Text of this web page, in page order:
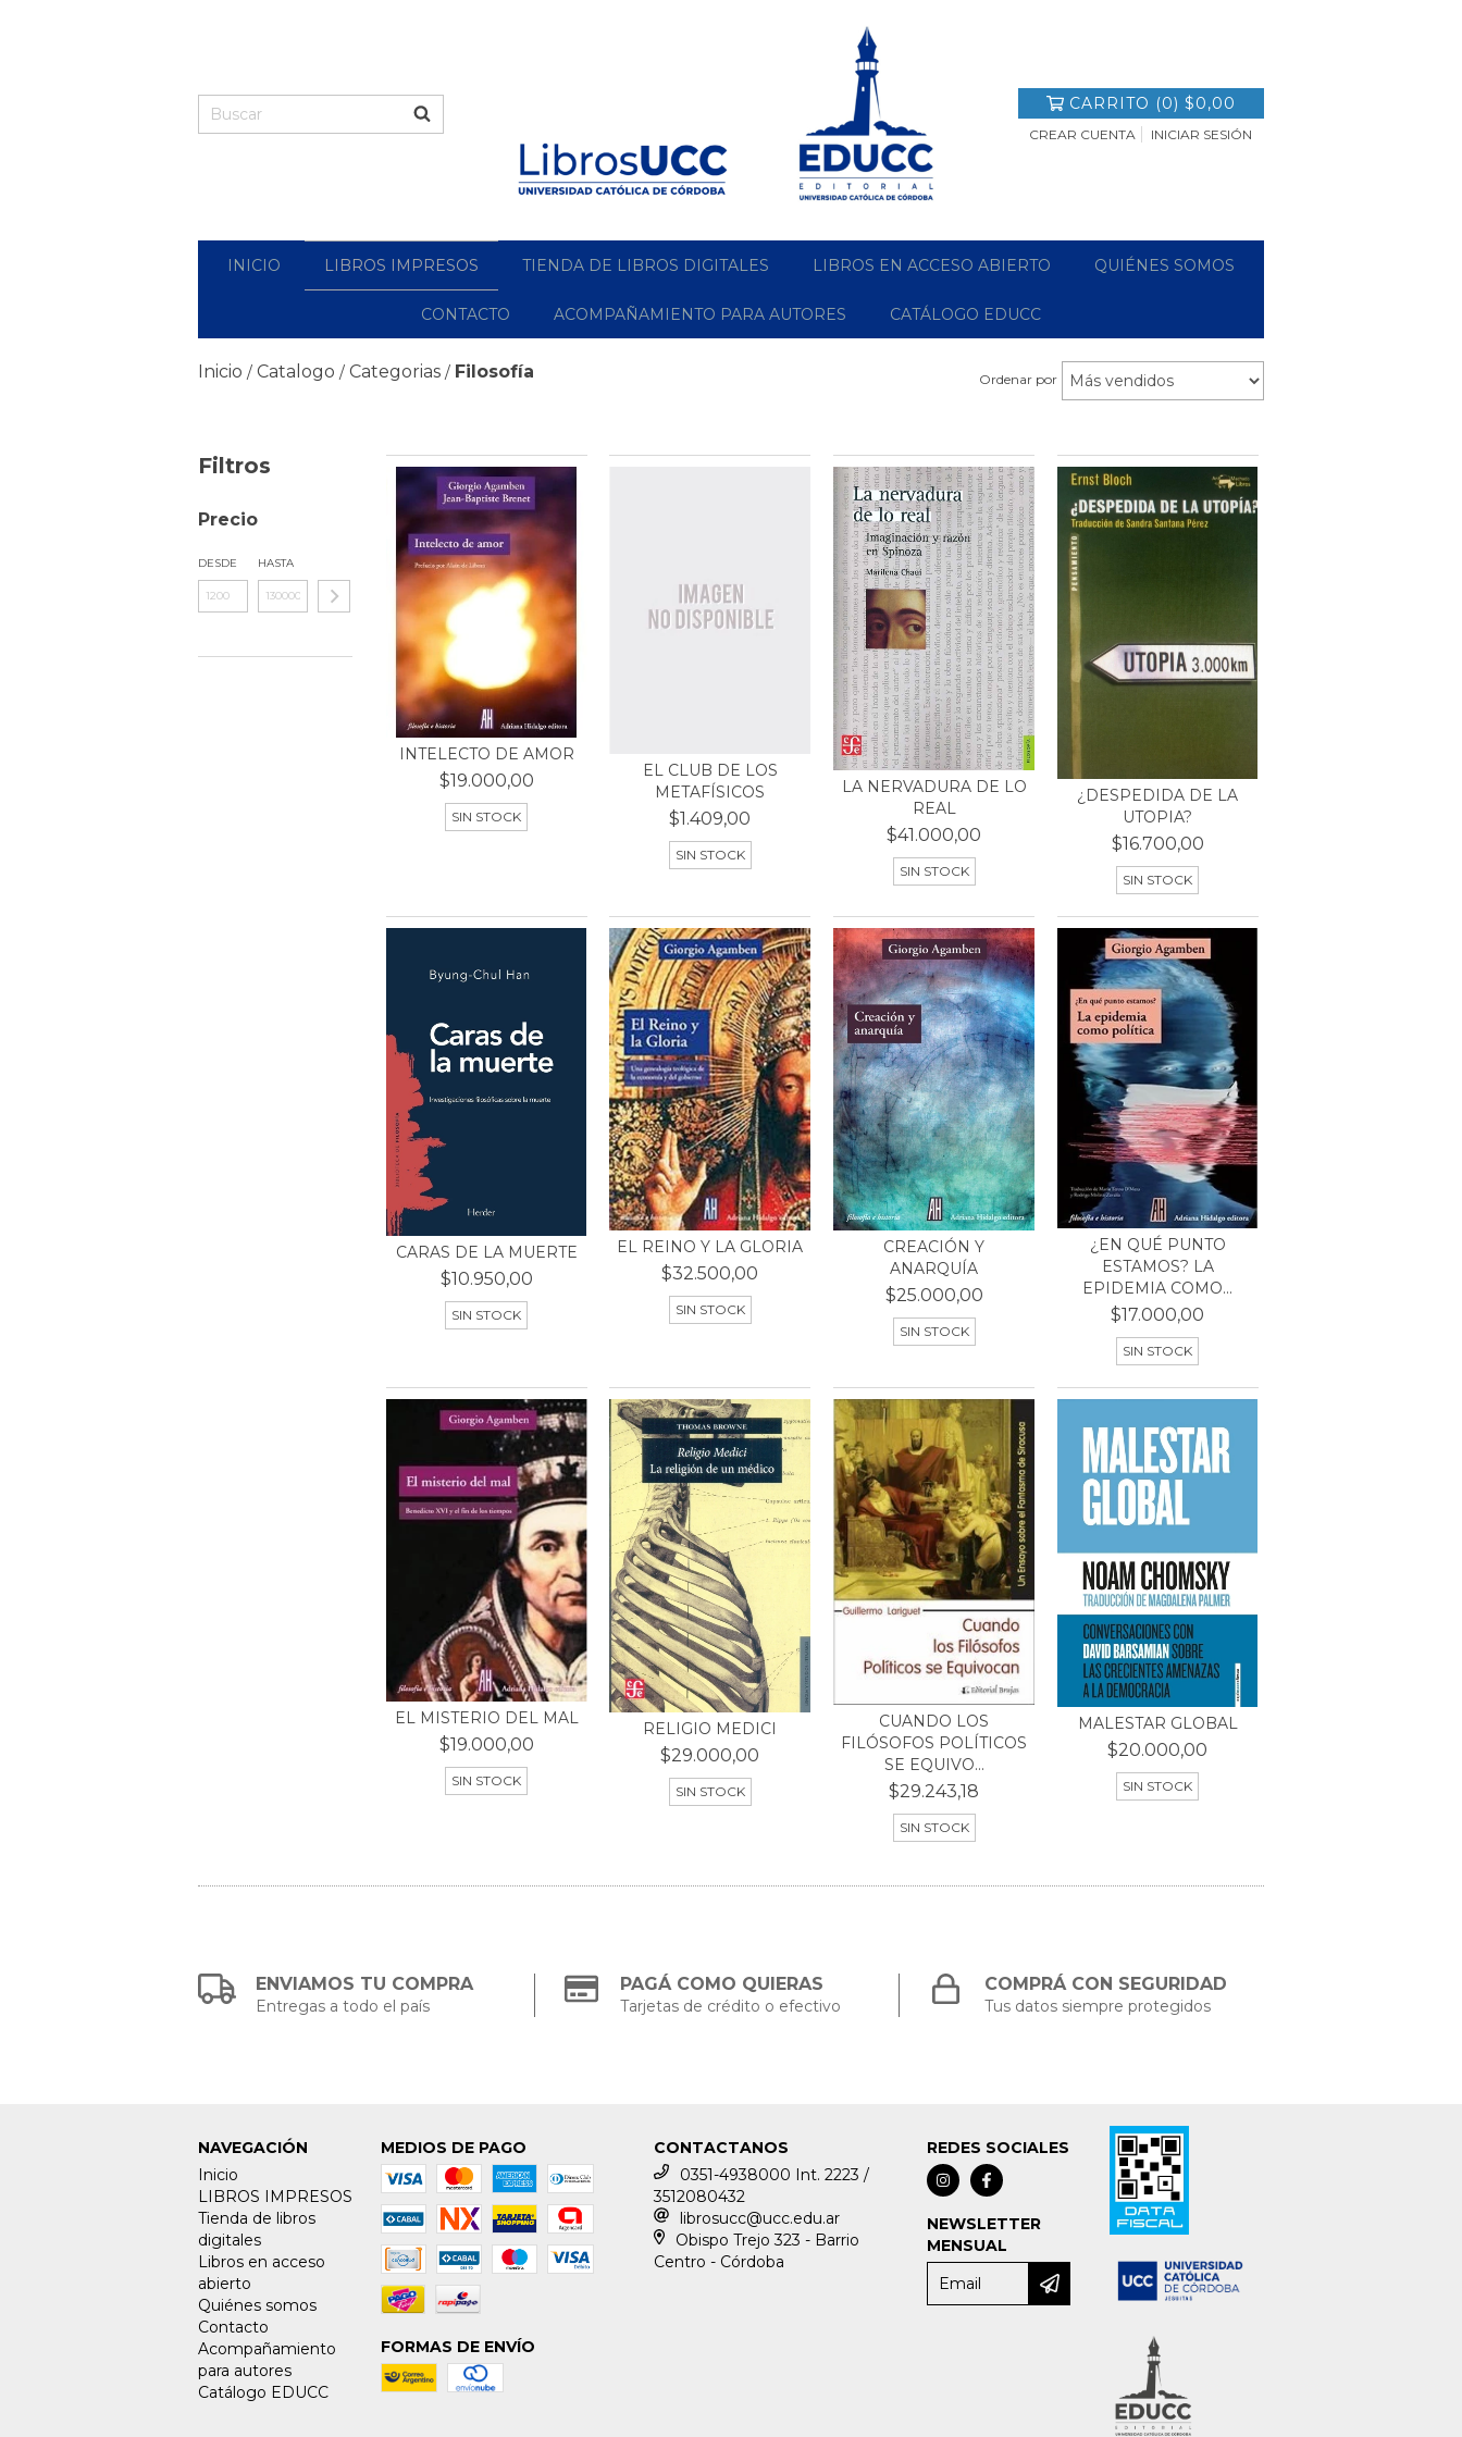
CARRITO (0) $0,00
CREAR CUENTA INICIAR SESIÓN
INICIO LIBROS IMPRESOS TIENDA DE LIBROS DIGITALES LIBROS EN ACCESO ABIERTO QUIÉNES SOMOS
CONTACTO ACOMPAÑAMIENTO PARA AUTORES CATÁLOGO EDUCC
Inicio / Catalogo / Categorias / Filosofía Ordenar por
Filtros
Precio
DESDE HASTA
INTELECTO DE AMOR
$19.000,00
SIN STOCK
EL CLUB DE LOS
METAFÍSICOS
$1.409,00
SIN STOCK
LA NERVADURA DE LO
REAL
$41.000,00
SIN STOCK
¿DESPEDIDA DE LA
UTOPIA?
$16.700,00
SIN STOCK
CARAS DE LA MUERTE
$10.950,00
SIN STOCK
EL REINO Y LA GLORIA
$32.500,00
SIN STOCK
CREACIÓN Y
ANARQUÍA
$25.000,00
SIN STOCK
¿EN QUÉ PUNTO
ESTAMOS? LA
EPIDEMIA COMO...
$17.000,00
SIN STOCK
EL MISTERIO DEL MAL
$19.000,00
SIN STOCK
RELIGIO MEDICI
$29.000,00
SIN STOCK
CUANDO LOS
FILÓSOFOS POLÍTICOS
SE EQUIVO...
$29.243,18
SIN STOCK
MALESTAR GLOBAL
$20.000,00
SIN STOCK
ENVIAMOS TU COMPRA
Entregas a todo el país
PAGÁ COMO QUIERAS
Tarjetas de crédito o efectivo
COMPRÁ CON SEGURIDAD
Tus datos siempre protegidos
NAVEGACIÓN
Inicio
LIBROS IMPRESOS
Tienda de libros
digitales
Libros en acceso
abierto
Quiénes somos
Contacto
Acompañamiento
para autores
Catálogo EDUCC
MEDIOS DE PAGO
FORMAS DE ENVÍO
CONTACTANOS
0351-4938000 Int. 2223 /
3512080432
librosucc@ucc.edu.ar
Obispo Trejo 323 - Barrio
Centro - Córdoba
REDES SOCIALES
NEWSLETTER
MENSUAL